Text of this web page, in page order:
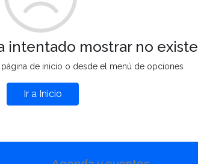
intentado mostrar no existe
página de inicio o desde el menú de opciones
Ir a Inicio